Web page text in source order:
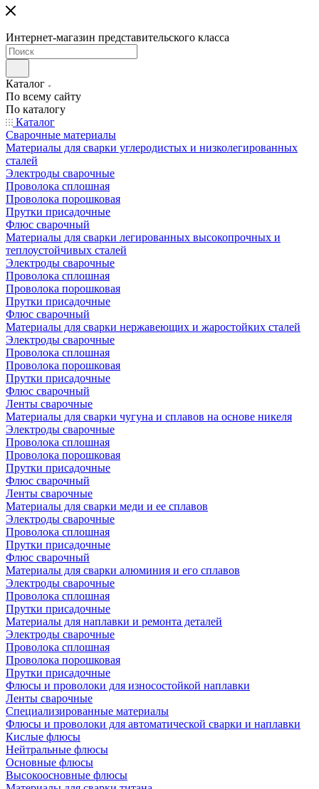
Интернет-магазин представительского класса
Каталог
По всему сайту
По каталогу
Каталог
Сварочные материалы
Материалы для сварки углеродистых и низколегированных
сталей
Электроды сварочные
Проволока сплошная
Проволока порошковая
Прутки присадочные
Флюс сварочный
Материалы для сварки легированных высокопрочных и
теплоустойчивых сталей
Электроды сварочные
Проволока сплошная
Проволока порошковая
Прутки присадочные
Флюс сварочный
Материалы для сварки нержавеющих и жаростойких сталей
Электроды сварочные
Проволока сплошная
Проволока порошковая
Прутки присадочные
Флюс сварочный
Ленты сварочные
Материалы для сварки чугуна и сплавов на основе никеля
Электроды сварочные
Проволока сплошная
Проволока порошковая
Прутки присадочные
Флюс сварочный
Ленты сварочные
Материалы для сварки меди и ее сплавов
Электроды сварочные
Проволока сплошная
Прутки присадочные
Флюс сварочный
Материалы для сварки алюминия и его сплавов
Электроды сварочные
Проволока сплошная
Прутки присадочные
Материалы для наплавки и ремонта деталей
Электроды сварочные
Проволока сплошная
Проволока порошковая
Прутки присадочные
Флюсы и проволоки для износостойкой наплавки
Ленты сварочные
Специализированные материалы
Флюсы и проволоки для автоматической сварки и наплавки
Кислые флюсы
Нейтральные флюсы
Основные флюсы
Высокоосновные флюсы